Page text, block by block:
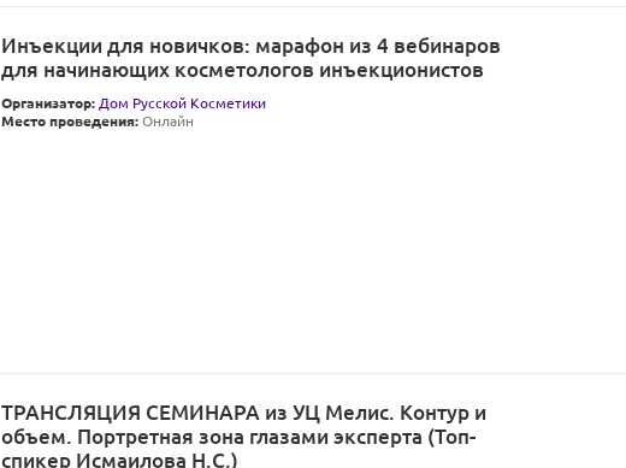
Инъекции для новичков: марафон из 4 вебинаров
для начинающих косметологов инъекционистов
Организатор: Дом Русской Косметики
Место проведения: Онлайн
ТРАНСЛЯЦИЯ СЕМИНАРА из УЦ Мелис. Контур и
объем. Портретная зона глазами эксперта (Топ-
спикер Исмаилова Н.С.)